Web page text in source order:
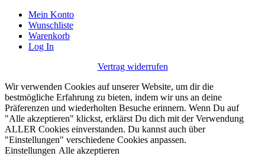
Mein Konto
Wunschliste
Warenkorb
Log In
Vertrag widerrufen
Wir verwenden Cookies auf unserer Website, um dir die
bestmögliche Erfahrung zu bieten, indem wir uns an deine
Präferenzen und wiederholten Besuche erinnern. Wenn Du auf
"Alle akzeptieren" klickst, erklärst Du dich mit der Verwendung
ALLER Cookies einverstanden. Du kannst auch über
"Einstellungen" verschiedene Cookies anpassen.
Einstellungen Alle akzeptieren